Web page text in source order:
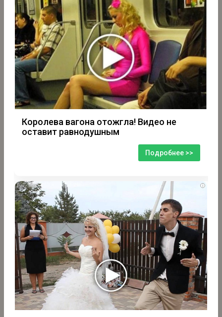
Королева вагона отожгла! Видео не
оставит равнодушным
Подробнее >>
i